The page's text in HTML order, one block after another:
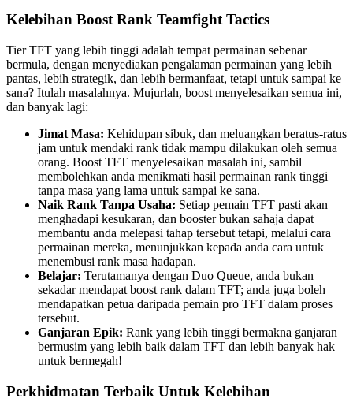
Kelebihan Boost Rank Teamfight Tactics
Tier TFT yang lebih tinggi adalah tempat permainan sebenar
bermula, dengan menyediakan pengalaman permainan yang lebih
pantas, lebih strategik, dan lebih bermanfaat, tetapi untuk sampai ke
sana? Itulah masalahnya. Mujurlah, boost menyelesaikan semua ini,
dan banyak lagi:
Jimat Masa: Kehidupan sibuk, dan meluangkan beratus-ratus
jam untuk mendaki rank tidak mampu dilakukan oleh semua
orang. Boost TFT menyelesaikan masalah ini, sambil
membolehkan anda menikmati hasil permainan rank tinggi
tanpa masa yang lama untuk sampai ke sana.
Naik Rank Tanpa Usaha: Setiap pemain TFT pasti akan
menghadapi kesukaran, dan booster bukan sahaja dapat
membantu anda melepasi tahap tersebut tetapi, melalui cara
permainan mereka, menunjukkan kepada anda cara untuk
menembusi rank masa hadapan.
Belajar: Terutamanya dengan Duo Queue, anda bukan
sekadar mendapat boost rank dalam TFT; anda juga boleh
mendapatkan petua daripada pemain pro TFT dalam proses
tersebut.
Ganjaran Epik: Rank yang lebih tinggi bermakna ganjaran
bermusim yang lebih baik dalam TFT dan lebih banyak hak
untuk bermegah!
Perkhidmatan Terbaik Untuk Kelebihan